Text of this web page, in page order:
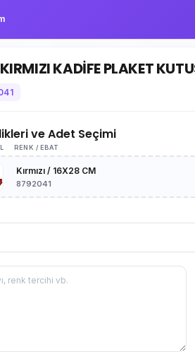
KADİFE PLAKET
ve Adet Seçimi
RENK / EBAT
Kırmızı / 16X28 CM
8792041